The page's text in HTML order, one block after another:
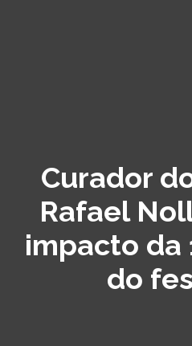
Curador
Rafael
impacto da
do